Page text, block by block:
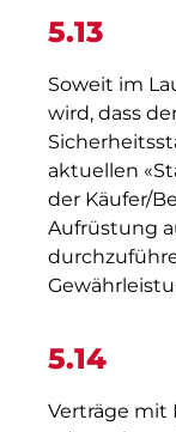
5.13
Soweit im
wird, dass
aktuellen
der Käufer/
Aufrüstung
5.14
Verträge mit